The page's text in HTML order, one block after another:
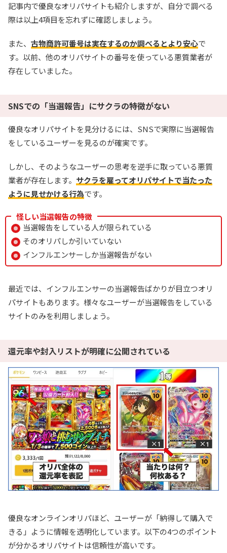
記事内で優良なオリパサイトも紹介しますが、自分で調べる
際は以上4項目を忘れずに確認しましょう。
また、 古物商許可番号は実在するのか調べるとより安心で
す。以前、他のオリパサイトの番号を使っている悪質業者が
存在していました。
SNSでの「当選報告」にサクラの特徴がない
優良なオリパサイトを見分けるには、SNSで実際に当選報告
をしているユーザーを見るのが確実です。
しかし、そのようなユーザーの思考を逆手に取っている悪質
業者が存在します。 サクラを雇ってオリパサイトで当たった
ように見せかける行為です。
怪しい当選報告の特徴
当選報告をしている人が限られている
そのオリパしか引いていない
インフルエンサーしか当選報告がない
最近では、インフルエンサーの当選報告ばかりが目立つオリ
パサイトもあります。様々なユーザーが当選報告をしている
サイトのみを利用しましょう。
還元率や封入リストが明確に公開されている
優良なオンラインオリパほど、ユーザーが「納得して購入で
きる」ように情報を透明化しています。以下の4つのポイント
が分かるオリパサイトは信頼性が高いです。